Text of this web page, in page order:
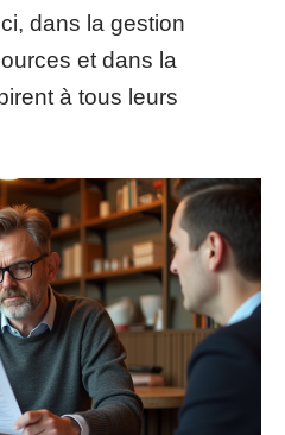
dans la gestion
et dans la
à tous leurs